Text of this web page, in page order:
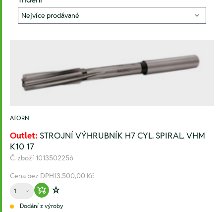
ATORN
Outlet: STROJNÍ VÝHRUBNÍK H7 CYL. SPIRAL. VHM
K10 17
Č. zboží 1013502256
Cena bez DPH13.500,00 Kč
Množství
Warenkorb hinzufügen
Zur Wunschliste hinzufügen
Dodání z výroby